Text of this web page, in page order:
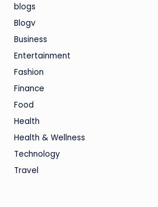
blogs
Blogv
Business
Entertainment
Fashion
Finance
Food
Health
Health & Wellness
Technology
Travel